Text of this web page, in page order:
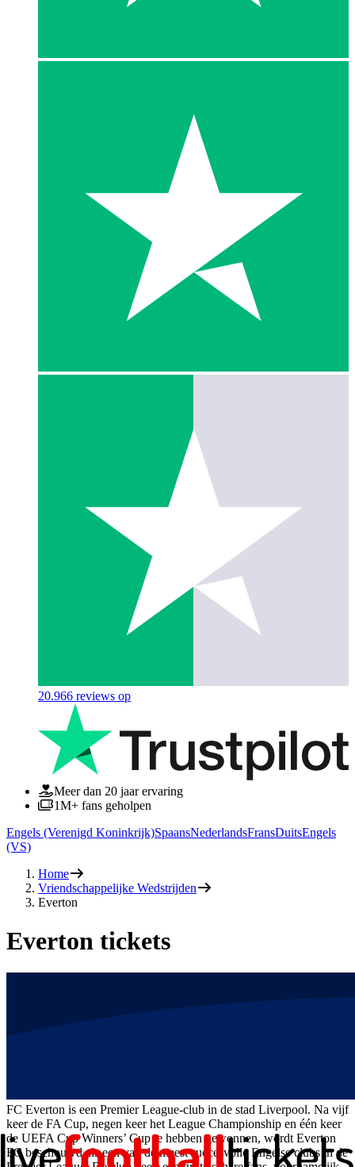
20.966 reviews op
Meer dan 20 jaar ervaring
1M+ fans geholpen
Engels (Verenigd Koninkrijk)SpaansNederlandsFransDuitsEngels
(VS)
Home
Vriendschappelijke Wedstrijden
Everton
Everton tickets
FC Everton is een Premier League-club in de stad Liverpool. Na vijf
keer de FA Cup, negen keer het League Championship en één keer
de UEFA Cup Winners’ Cup te hebben gewonnen, wordt Everton
FC beschouwd als een van de meest succesvolle Engelse clubs in de